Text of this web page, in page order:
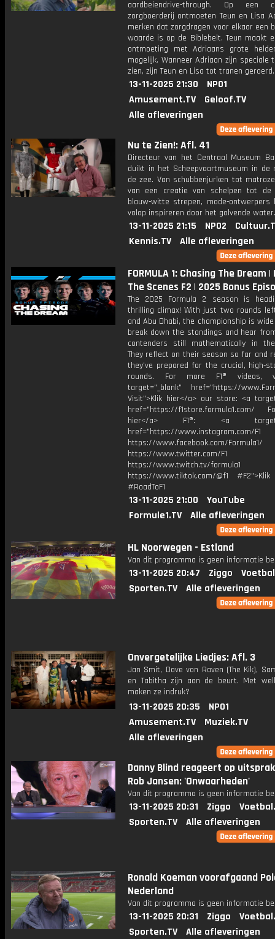
aardbeiendrive-through. Op een
zorgboerderij ontmoeten Teun en Lisa
merken dat zorgdragen voor elkaar een
waarde is op de Biblebelt. Teun maakt
ontmoeting met Adriaans grote
mogelijk. Wanneer Adriaan zijn speciale
zien, zijn Teun en Lisa tot tranen geroerd.
13-11-2025 21:30
NPO1
Amusement.TV
Geloof.TV
Alle afleveringen
Nu te Zien!: Afl. 41
Directeur van het Centraal Museum
duikt in het Scheepvaartmuseum in de
de zee. Van schubbenjurken tot
van een creatie van schelpen tot de
blauw-witte strepen, mode-ontwerpers
volop inspireren door het golvende water.
13-11-2025 21:15 NPO2
Kennis.TV
Alle afleveringen
FORMULA 1: Chasing The Dream
The Scenes F2 | 2025 Bonus
The 2025 Formula 2 season is
thrilling climax! With just two rounds
and Abu Dhabi, the championship is
break down the standings and hear
contenders still mathematically in
They reflect on their season so far and
they've prepared for the crucial, high-
rounds. For more F1® videos,
target="_blank" href="https://
Visit">Klik hier</a> our store: <a
href="https://f1store.formula1.com/
hier</a> F1®: <a
href="https://www.instagram.com/F1
https://www.facebook.com/Formula1/
https://www.twitter.com/F1
https://www.twitch.tv/formula1
https://www.tiktok.com/@f1
#RoadToF1
13-11-2025 21:00
YouTube
Formule1.TV
Alle afleveringen
HL Noorwegen - Estland
Van dit programma is geen informatie
13-11-2025 20:47 Ziggo
Sporten.TV
Alle afleveringen
Onvergetelijke Liedjes: Afl. 3
Jan Smit, Dave von Raven (The Kik),
en Tabitha zijn aan de beurt. Met
maken ze indruk?
13-11-2025 20:35
NPO1
Amusement.TV
Muziek.TV
Alle afleveringen
Danny Blind reageert op
Rob Jansen: 'Onwaarheden'
Van dit programma is geen informatie
13-11-2025 20:31 Ziggo
Sporten.TV
Alle afleveringen
Ronald Koeman voorafgaand
Nederland
Van dit programma is geen informatie
13-11-2025 20:31 Ziggo
Sporten.TV
Alle afleveringen